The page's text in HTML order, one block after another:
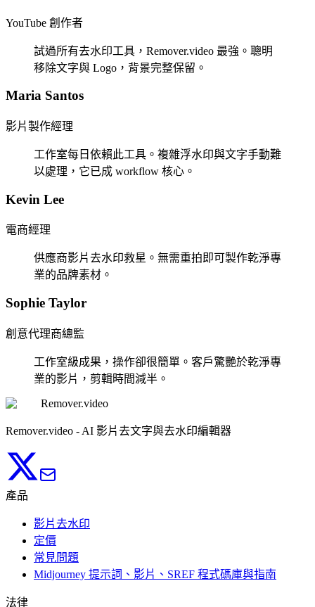
YouTube 創作者
試過所有去水印工具，Remover.video 最強。聰明
移除文字與 Logo，背景完整保留。
Maria Santos
影片製作經理
工作室每日依賴此工具。複雜浮水印與文字手動難
以處理，它已成 workflow 核心。
Kevin Lee
電商經理
供應商影片去水印救星。無需重拍即可製作乾淨專
業的品牌素材。
Sophie Taylor
創意代理商總監
工作室級成果，操作卻很簡單。客戶驚艷於乾淨專
業的影片，剪輯時間減半。
Remover.video
Remover.video - AI 影片去文字與去水印編輯器
產品
影片去水印
定價
常見問題
Midjourney 提示詞、影片、SREF 程式碼庫與指南
法律